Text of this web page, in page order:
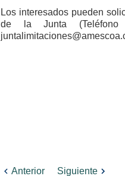
Los interesados pueden
de la Junta
Anterior Siguiente